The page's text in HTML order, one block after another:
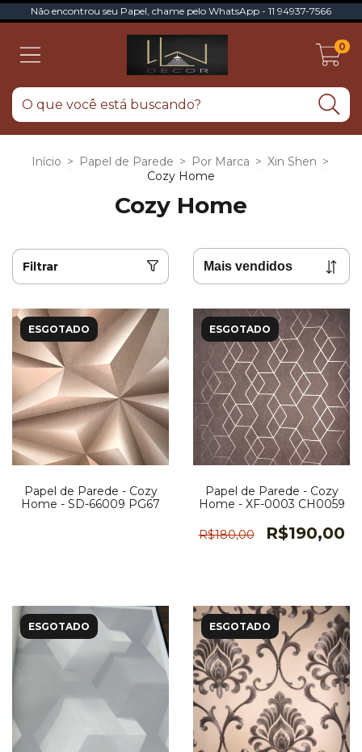
Não encontrou seu Papel, chame pelo WhatsApp - 11 94937-7566
0
Início > Papel de Parede > Por Marca > Xin Shen >
Cozy Home
Cozy Home
Filtrar
ESGOTADO
Papel de Parede - Cozy
Home - SD-66009 PG67
ESGOTADO
Papel de Parede - Cozy
Home - XF-0003 CH0059
R$180,00 R$190,00
ESGOTADO ESGOTADO